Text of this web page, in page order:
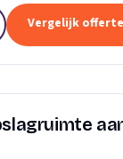
Vergelijk